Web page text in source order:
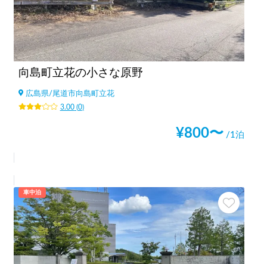
向島町立花の小さな原野
広島県/尾道市向島町立花
3.00(0)
¥800〜 /1泊
車中泊